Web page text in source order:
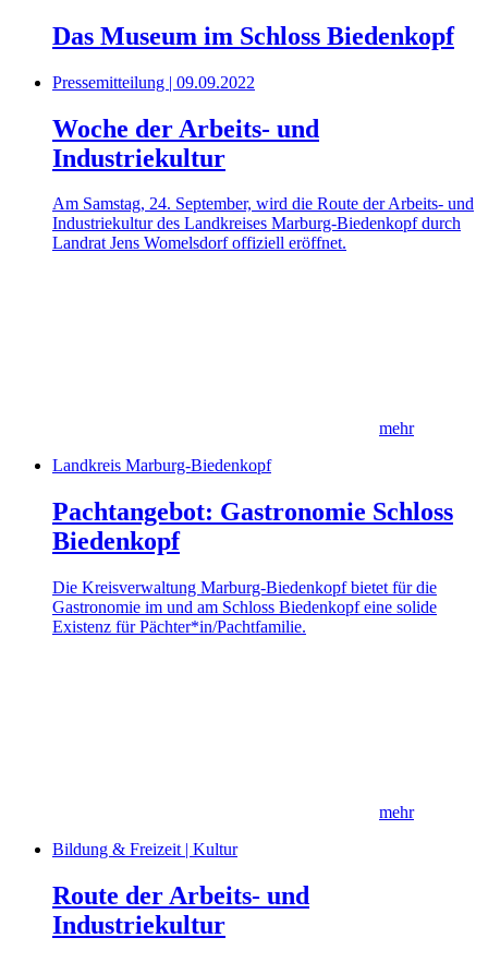
Das Museum im Schloss Biedenkopf
Pressemitteilung | 09.09.2022
Woche der Arbeits- und
Industriekultur
Am Samstag, 24. September, wird die Route der Arbeits- und
Industriekultur des Landkreises Marburg-Biedenkopf durch
Landrat Jens Womelsdorf offiziell eröffnet.
mehr
Landkreis Marburg-Biedenkopf
Pachtangebot: Gastronomie Schloss
Biedenkopf
Die Kreisverwaltung Marburg-Biedenkopf bietet für die
Gastronomie im und am Schloss Biedenkopf eine solide
Existenz für Pächter*in/Pachtfamilie.
mehr
Bildung & Freizeit | Kultur
Route der Arbeits- und
Industriekultur